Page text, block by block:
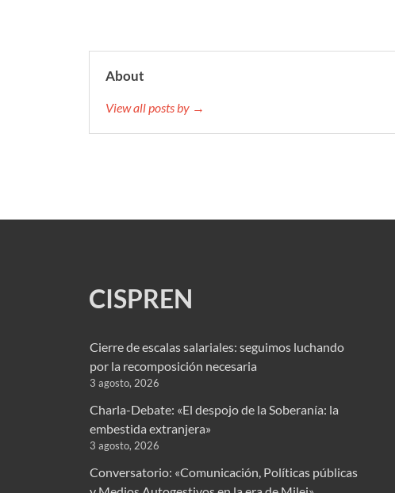
About
View all posts by →
CISPREN
Cierre de escalas salariales: seguimos luchando
por la recomposición necesaria
3 agosto, 2026
Charla-Debate: «El despojo de la Soberanía: la
embestida extranjera»
3 agosto, 2026
Conversatorio: «Comunicación, Políticas públicas